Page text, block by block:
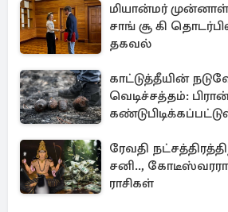
மியான்மர்
சாங் சூ கி
தகவல்
காட்டுத்தீயின்
வெடிச்சத்தம்:
ரேவதி
சனி..,
ராசிகள்